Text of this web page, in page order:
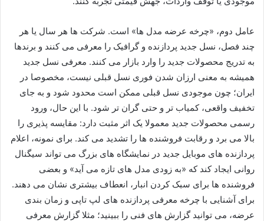
عامل دوم، «چرخه عرضه مدل ها» است. شرکت ها هر سال یا هر
چند فصل، نسل جدید پردازنده و گرافیک را معرفی می کنند و برندها
به تدریج محصولات جدید را وارد بازار می کنند. معرفی نسل جدید
همیشه به معنی ارزان شدن فوری نسل قبلی نیست، مخصوصا در
ایران؛ چون موجودی نسل قبلی ممکن است محدود شود و به جای
تخفیف واقعی، کمیاب تر و حتی گران تر شود. با این حال، ورود
رسمی محصولات جدید معمولا یک اثر مثبت دارد: مقایسه پذیری را
بالا می برد و رقابت فروشنده ها را تشدید می کند. برای نمونه، اعلام
پردازنده های موبایل جدید در نمایشگاه های بزرگ می تواند سیگنال
روانی ایجاد کند که «به زودی مدل های تازه می آید» و بعضی
فروشنده ها برای سبک کردن انبار، انعطاف بیشتری نشان می دهند.
برای آشنایی با چرخه معرفی پردازنده های لپ تاپی و زمان بندی
عرضه، می توانید گزارش های فنی را ببینید؛ مثلا گزارش معرفی